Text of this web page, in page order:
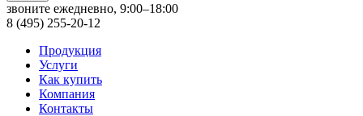
звоните ежедневно, 9:00–18:00
8 (495) 255-20-12
Продукция
Услуги
Как купить
Компания
Контакты